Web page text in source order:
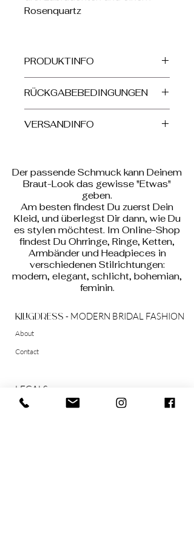
Rosenquartz
PRODUKTINFO
vergoldet,
mit Halbedelsteinen, drei
Labradorite und
Durchmesser
RÜCKGABEBEDINGUNGEN
VERSANDINFO
Der passende Schmuck kann Deinem
Braut-Look das gewisse "Etwas"
geben.
Am besten findest Du zuerst Dein
Kleid, und überlegst Dir dann, wie Du
es stylen möchtest. Im Online-Shop
findest Du Ohrringe, Ringe, Ketten,
Armbänder und Headpieces in
verschiedenen Stilrichtungen:
modern, elegant, schlicht, bohemian,
feminin.
kiligdress - MODERN BRIDAL FASHION
About
Contact
LEGALS
AGB